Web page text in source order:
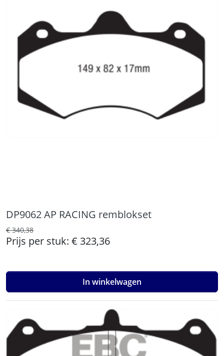
DP9062 AP RACING remblokset
€ 340,38
Prijs per stuk: € 323,36
In winkelwagen